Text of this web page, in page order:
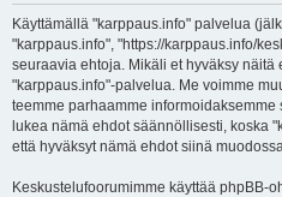
Käyttämällä "karppaus.info" palvelua
"karppaus.info", "https://karppaus.info/
seuraavia ehtoja. Mikäli et hyväksy
"karppaus.info"-palvelua. Me voimme
teemme parhaamme
lukea nämä ehdot säännöllisesti, koska
että hyväksyt nämä ehdot siinä
Keskustelufoorumimme käyttää phpBB-